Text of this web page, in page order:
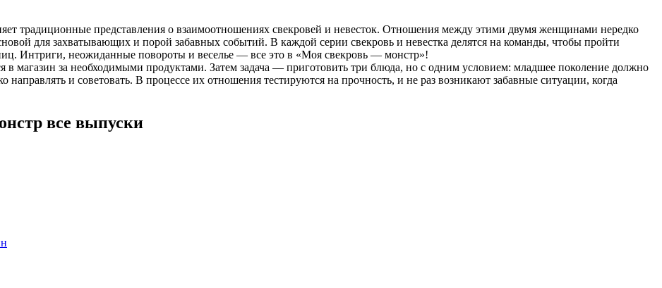
традиционные представления о взаимоотношениях свекровей и невесток. Отношения между этими двумя женщинами нередко
для захватывающих и порой забавных событий. В каждой серии свекровь и невестка делятся на команды, чтобы пройти
Интриги, неожиданные повороты и веселье — все это в «Моя свекровь — монстр»!
в магазин за необходимыми продуктами. Затем задача — приготовить три блюда, но с одним условием: младшее поколение должно
и советовать. В процессе их отношения тестируются на прочность, и не раз возникают забавные ситуации, когда
все выпуски